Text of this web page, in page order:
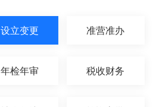
设立变更 准营准办
年检年审 税收财务